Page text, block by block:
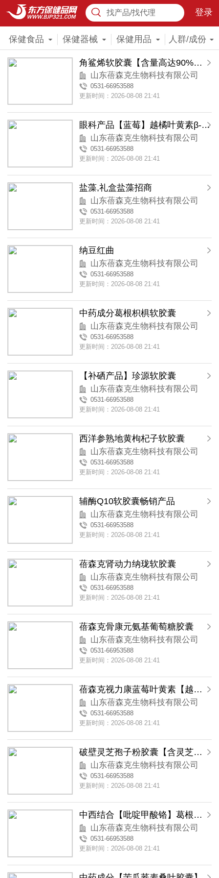
找产品/找代理 登录
保健食品 保健器械 保健用品 人群/成份
角鲨烯软胶囊【含量高达90%】礼盒装
山东蓓森克生物科技有限公司
0531-66953588
更新时间：2026-08-08 21:41
眼科产品【蓝莓】越橘叶黄素β-胡萝卜素胶囊
山东蓓森克生物科技有限公司
0531-66953588
更新时间：2026-08-08 21:41
盐藻,礼盒盐藻招商
山东蓓森克生物科技有限公司
0531-66953588
更新时间：2026-08-08 21:41
纳豆红曲
山东蓓森克生物科技有限公司
0531-66953588
更新时间：2026-08-08 21:41
中药成分葛根枳椇软胶囊
山东蓓森克生物科技有限公司
0531-66953588
更新时间：2026-08-08 21:41
【补硒产品】珍源软胶囊
山东蓓森克生物科技有限公司
0531-66953588
更新时间：2026-08-08 21:41
西洋参熟地黄枸杞子软胶囊
山东蓓森克生物科技有限公司
0531-66953588
更新时间：2026-08-08 21:41
辅酶Q10软胶囊畅销产品
山东蓓森克生物科技有限公司
0531-66953588
更新时间：2026-08-08 21:41
蓓森克肾动力纳珑软胶囊
山东蓓森克生物科技有限公司
0531-66953588
更新时间：2026-08-08 21:41
蓓森克骨康元氨基葡萄糖胶囊
山东蓓森克生物科技有限公司
0531-66953588
更新时间：2026-08-08 21:41
蓓森克视力康蓝莓叶黄素【越橘叶黄素】软胶囊
山东蓓森克生物科技有限公司
0531-66953588
更新时间：2026-08-08 21:41
破壁灵芝孢子粉胶囊【含灵芝三萜类物质】
山东蓓森克生物科技有限公司
0531-66953588
更新时间：2026-08-08 21:41
中西结合【吡啶甲酸铬】葛根苦瓜铬胶囊
山东蓓森克生物科技有限公司
0531-66953588
更新时间：2026-08-08 21:41